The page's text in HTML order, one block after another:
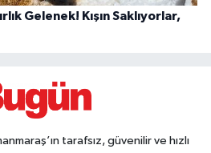
Gelenek! Kışın Saklıyorlar,
tarafsız, güvenilir ve hızlı